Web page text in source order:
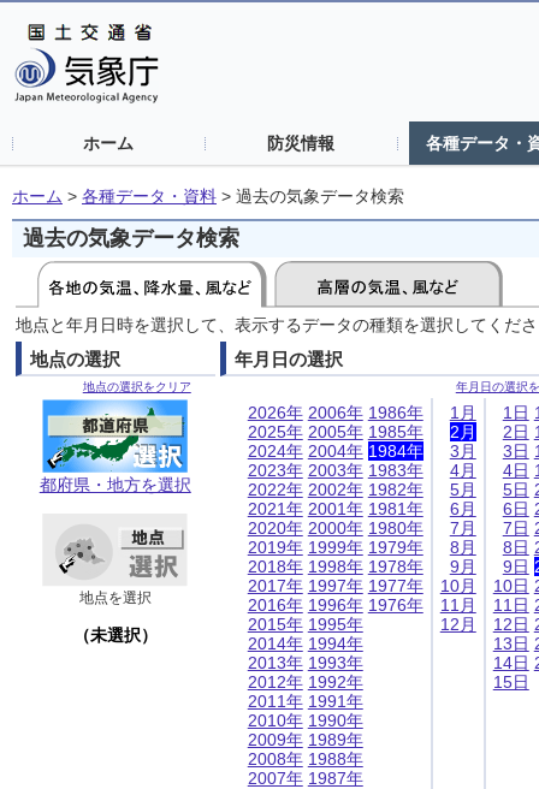
ホーム 防災情報 各種データ・
ホーム > 各種データ・資料 > 過去の気象データ検索
過去の気象データ検索
地点と年月日時を選択して、表示するデータの種類を選択してくだ
地点の選択
地点の選択をクリア
都府県・地方を選択
地点を選択
（未選択）
年月日の選択
年月日の選択
2026年
2025年
2024年
2023年
2022年
2021年
2020年
2019年
2018年
2017年
2016年
2015年
2014年
2013年
2012年
2011年
2010年
2009年
2008年
2007年
2006年
2005年
2004年
2003年
2002年
2001年
2000年
1999年
1998年
1997年
1996年
1995年
1994年
1993年
1992年
1991年
1990年
1989年
1988年
1987年
1986年
1985年
1984年
1983年
1982年
1981年
1980年
1979年
1978年
1977年
1976年
1月
2月
3月
4月
5月
6月
7月
8月
9月
10月
11月
12月
1日
2日
3日
4日
5日
6日
7日
8日
9日
10日
11日
12日
13日
14日
15日